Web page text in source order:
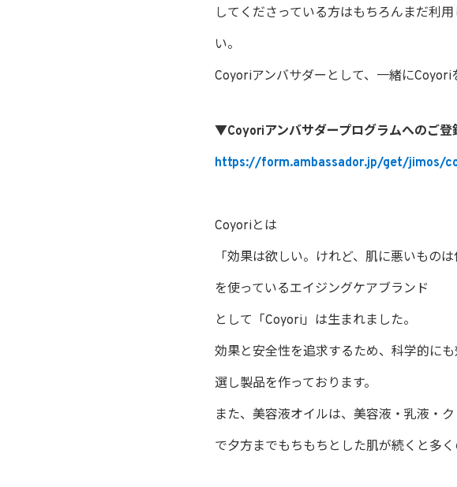
してくださっている方はもちろんまだ利
い。
Coyoriアンバサダーとして、一緒にCoyori
▼Coyoriアンバサダープログラムへのご登
https://form.ambassador.jp/get/jimos/
Coyoriとは
「効果は欲しい。けれど、肌に悪いもの
を使っているエイジングケアブランド
として「Coyori」は生まれました。
効果と安全性を追求するため、科学的に
選し製品を作っております。
また、美容液オイルは、美容液・乳液・
で夕方までもちもちとした肌が続くと多